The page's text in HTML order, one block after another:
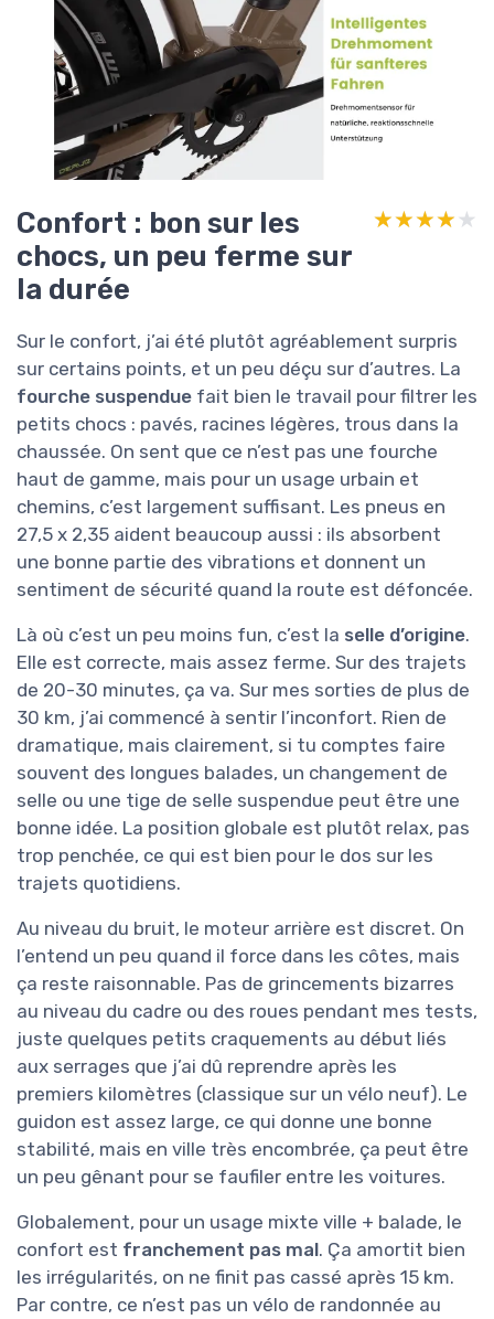
Confort : bon sur les
chocs, un peu ferme sur
la durée
★★★★★
★★★★★
Sur le confort, j’ai été plutôt agréablement surpris
sur certains points, et un peu déçu sur d’autres. La
fourche suspendue fait bien le travail pour filtrer les
petits chocs : pavés, racines légères, trous dans la
chaussée. On sent que ce n’est pas une fourche
haut de gamme, mais pour un usage urbain et
chemins, c’est largement suffisant. Les pneus en
27,5 x 2,35 aident beaucoup aussi : ils absorbent
une bonne partie des vibrations et donnent un
sentiment de sécurité quand la route est défoncée.
Là où c’est un peu moins fun, c’est la selle d’origine.
Elle est correcte, mais assez ferme. Sur des trajets
de 20-30 minutes, ça va. Sur mes sorties de plus de
30 km, j’ai commencé à sentir l’inconfort. Rien de
dramatique, mais clairement, si tu comptes faire
souvent des longues balades, un changement de
selle ou une tige de selle suspendue peut être une
bonne idée. La position globale est plutôt relax, pas
trop penchée, ce qui est bien pour le dos sur les
trajets quotidiens.
Au niveau du bruit, le moteur arrière est discret. On
l’entend un peu quand il force dans les côtes, mais
ça reste raisonnable. Pas de grincements bizarres
au niveau du cadre ou des roues pendant mes tests,
juste quelques petits craquements au début liés
aux serrages que j’ai dû reprendre après les
premiers kilomètres (classique sur un vélo neuf). Le
guidon est assez large, ce qui donne une bonne
stabilité, mais en ville très encombrée, ça peut être
un peu gênant pour se faufiler entre les voitures.
Globalement, pour un usage mixte ville + balade, le
confort est franchement pas mal. Ça amortit bien
les irrégularités, on ne finit pas cassé après 15 km.
Par contre, ce n’est pas un vélo de randonnée au